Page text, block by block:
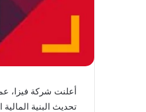
تحديث البنية